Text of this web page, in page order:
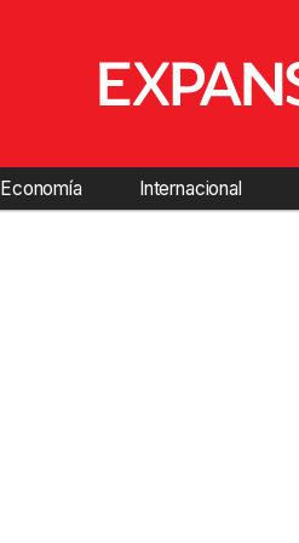
Economía Internacional